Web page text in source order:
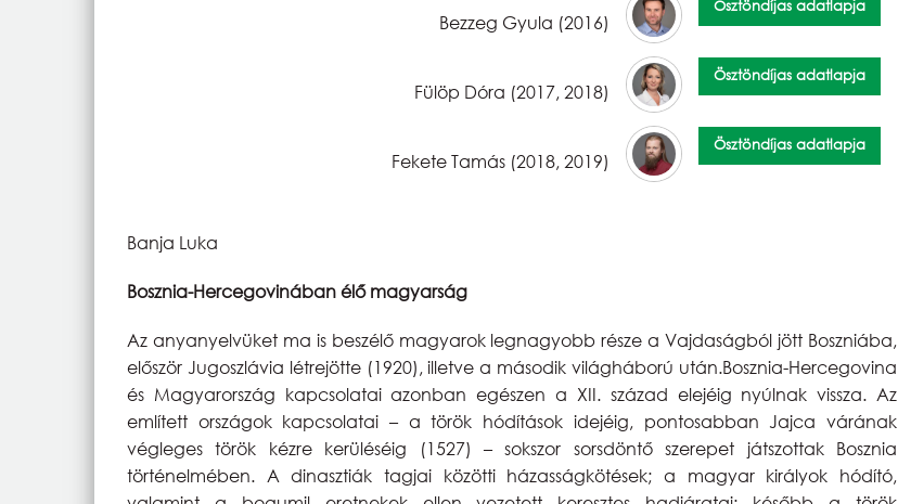
Bezzeg Gyula (2016)
Ösztöndíjas adatlapja
Fülöp Dóra (2017, 2018)
Ösztöndíjas adatlapja
Fekete Tamás (2018, 2019)
Ösztöndíjas adatlapja
Banja Luka
Bosznia-Hercegovinában élő magyarság
Az anyanyelvüket ma is beszélő magyarok legnagyobb része a Vajdaságból jött Boszniába,
először Jugoszlávia létrejötte (1920), illetve a második világháború után.Bosznia-Hercegovina
és Magyarország kapcsolatai azonban egészen a XII. század elejéig nyúlnak vissza. Az
említett országok kapcsolatai – a török hódítások idejéig, pontosabban Jajca várának
végleges török kézre kerüléséig (1527) – sokszor sorsdöntő szerepet játszottak Bosznia
történelmében. A dinasztiák tagjai közötti házasságkötések; a magyar királyok hódító,